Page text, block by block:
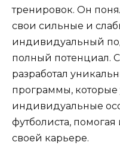
тренировок. Он
свои сильные и
индивидуальный
полный потенциал.
разработал
программы, которые
индивидуальные
футболиста,
своей карьере.